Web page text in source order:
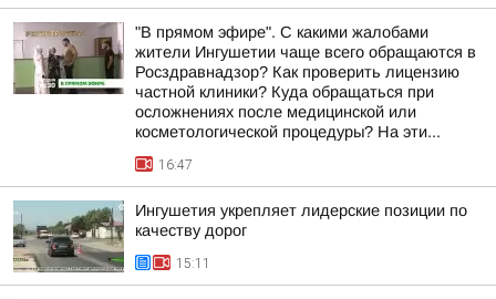
"В прямом эфире". С какими жалобами
жители Ингушетии чаще всего обращаются в
Росздравнадзор? Как проверить лицензию
частной клиники? Куда обращаться при
осложнениях после медицинской или
косметологической процедуры? На эти...
16:47
Ингушетия укрепляет лидерские позиции по
качеству дорог
15:11